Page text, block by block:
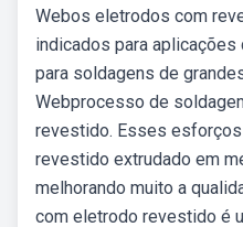
Webos eletrodos com
indicados para
para soldagens de
Webprocesso de
revestido. Esses
revestido extrudado em
melhorando muito a
com eletrodo revestido é